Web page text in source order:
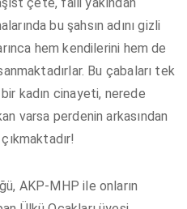
bu şahsın adını gizli
hem kendilerini hem de
Bu çabaları tek
kadın cinayeti, nerede
varsa perdenin arkasından
AKP-MHP ile onların